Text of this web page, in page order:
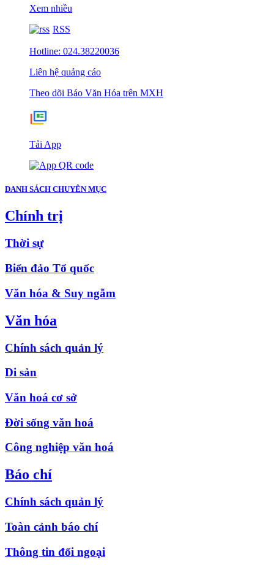
Xem nhiều
RSS
Hotline: 024.38220036
Liên hệ quảng cáo
Theo dõi Báo Văn Hóa trên MXH
Tải App
DANH SÁCH CHUYÊN MỤC
Chính trị
Thời sự
Biển đảo Tổ quốc
Văn hóa & Suy ngẫm
Văn hóa
Chính sách quản lý
Di sản
Văn hoá cơ sở
Đời sống văn hoá
Công nghiệp văn hoá
Báo chí
Chính sách quản lý
Toàn cảnh báo chí
Thông tin đối ngoại